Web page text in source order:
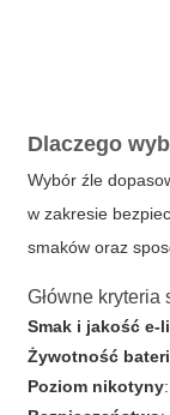
Dlaczego
Wybór źle
w zakresie
smaków oraz
Główne kryteria
Smak i jakość e-
Żywotność
Poziom nikotyny